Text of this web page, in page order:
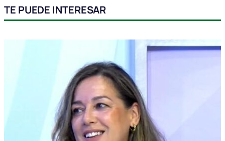
TE PUEDE INTERESAR